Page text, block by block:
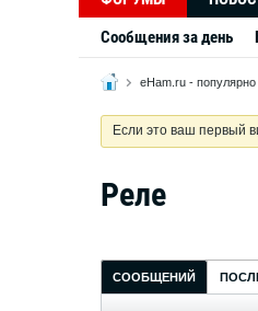
Сообщения за день
eHam.ru - популярно
Если это ваш первый
Реле
СООБЩЕНИЙ